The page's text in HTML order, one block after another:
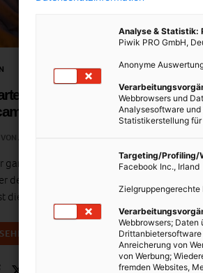
wird zum
VONANJA
Familie? Ohne
der Geldbörse und der
die Lösung.
Analyse & Statistik:
Piwik PRO GmbH,
Anonyme
Webbrowsers und
Analysesoftware und
Statistikerstellung
Targeting/Profiling/
Facebook Inc., Irland
Zielgruppengerechte
Webbrowsers; Daten
Anreicherung von
von Werbung;
fremden Websites,